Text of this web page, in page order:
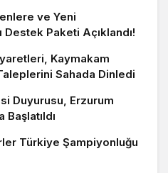
ve Yeni
Paketi Açıklandı!
Kaymakam
Taleplerini Sahada Dinledi
Duyurusu, Erzurum
Başlatıldı
Türkiye Şampiyonluğu